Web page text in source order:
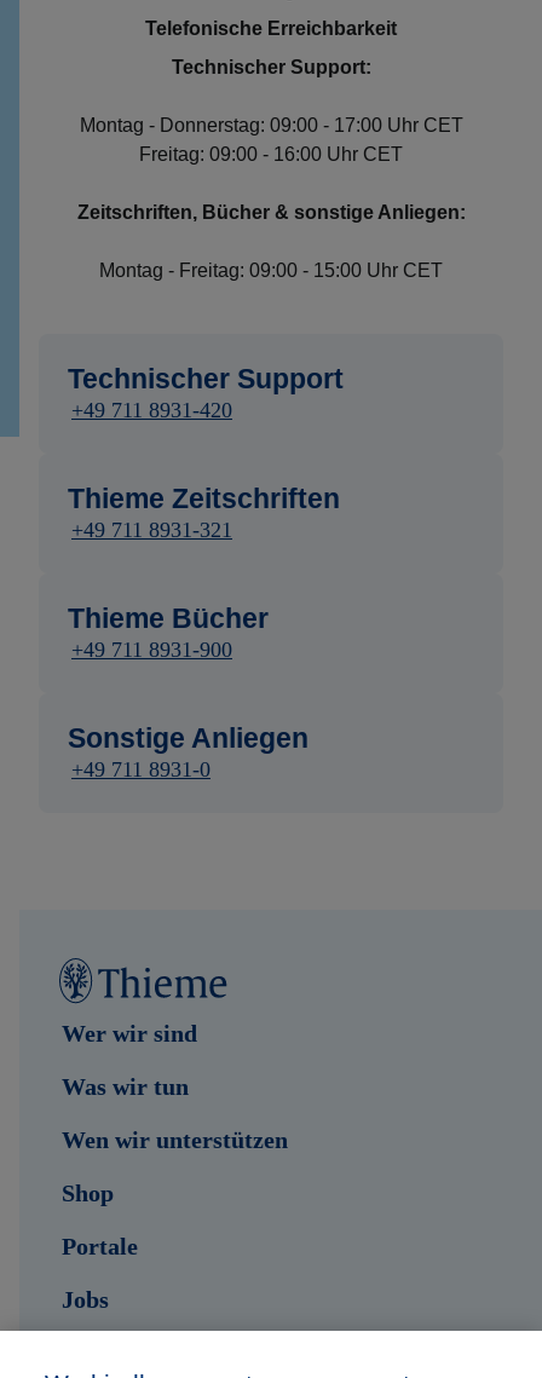
Telefonische Erreichbarkeit
Technischer Support:
Montag - Donnerstag: 09:00 - 17:00 Uhr CET
Freitag: 09:00 - 16:00 Uhr CET
Zeitschriften, Bücher & sonstige Anliegen:
Montag - Freitag: 09:00 - 15:00 Uhr CET
Technischer Support
+49 711 8931-420
Thieme Zeitschriften
+49 711 8931-321
Thieme Bücher
+49 711 8931-900
Sonstige Anliegen
+49 711 8931-0
Wer wir sind
Was wir tun
Wen wir unterstützen
Shop
Portale
Jobs